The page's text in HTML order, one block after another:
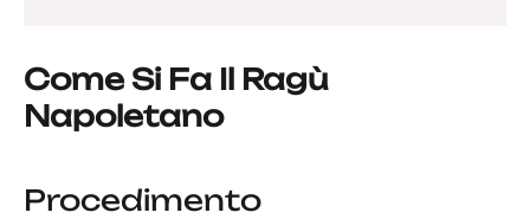
Come Si Fa Il Ragù
Napoletano
Procedimento